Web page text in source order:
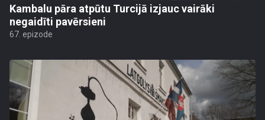
Kambalu pāra atpūtu Turcijā izjauc vairāki
negaidīti pavērsieni
67. epizode